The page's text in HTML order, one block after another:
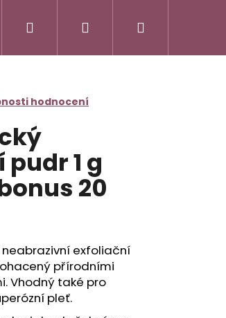
Přihlášení
hodnocení
1 g
20
neabrazivní exfoliační
přírodními
Vhodný také pro
pleť.
Následující